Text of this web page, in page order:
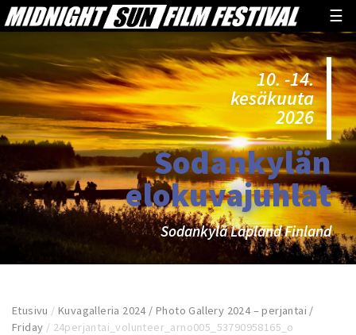
☰
10. -14.
kesäkuuta
2026
Sodankylän
elokuvajuhlat
Sodankylä Lapland Finland
Etusivu /Kuvagalleria 2024 / Photo Gallery 2024 – perjantai /
Friday / 24perjantai_volunteer_arno005_53790958165_o